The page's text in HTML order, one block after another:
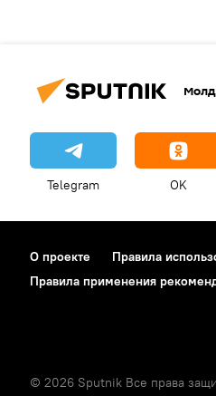
Telegram OK
О проекте Правила
Правила применения
© 2026 Sputnik Все права